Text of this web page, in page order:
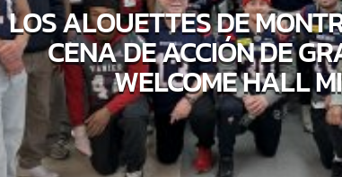
LOS ALOUETTES DE
CENA DE ACCIÓN DE
WELCOME HALL